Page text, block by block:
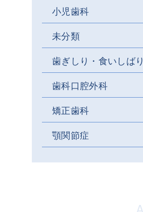
小児歯科
未分類
歯ぎしり・食いしばり
歯科口腔外科
矯正歯科
顎関節症